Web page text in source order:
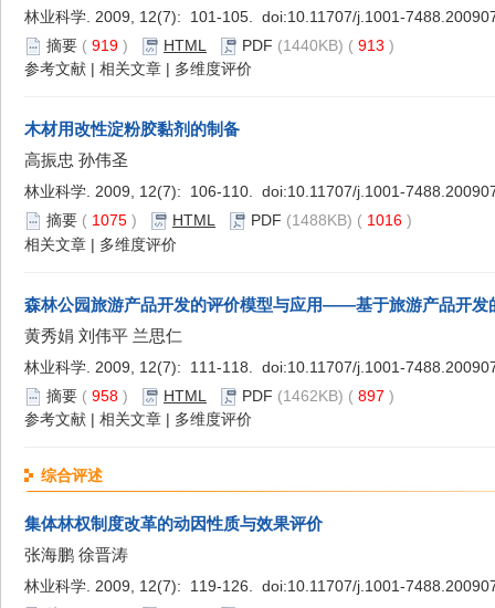
林业科学. 2009, 12(7): 101-105. doi:10.11707/j.1001-
摘要 ( 919 ) HTML PDF (1440KB) ( 913 )
参考文献 | 相关文章 | 多维度评价
木材用改性淀粉胶黏剂的制备
高振忠 孙伟圣
林业科学. 2009, 12(7): 106-110. doi:10.11707/j.1001-
摘要 ( 1075 ) HTML PDF (1488KB) ( 1016 )
相关文章 | 多维度评价
森林公园旅游产品开发的评价模型与应用——基于旅游产品开发
黄秀娟 刘伟平 兰思仁
林业科学. 2009, 12(7): 111-118. doi:10.11707/j.1001-
摘要 ( 958 ) HTML PDF (1462KB) ( 897 )
参考文献 | 相关文章 | 多维度评价
综合评述
集体林权制度改革的动因性质与效果评价
张海鹏 徐晋涛
林业科学. 2009, 12(7): 119-126. doi:10.11707/j.1001-